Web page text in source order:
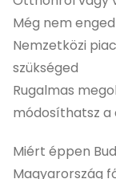
Még nem
Nemzetközi
szükséged
Rugalmas
módosíthatsz a
Miért éppen
Magyarország